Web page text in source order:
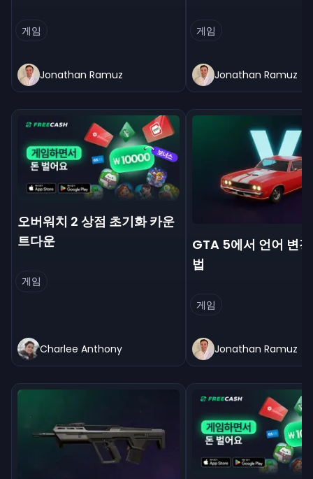
게임
Jonathan Ramuz
게임
Jonathan Ramuz
오버워치 2 상점 초기화 카운
트다운
게임
Charlee Anthony
GTA 5에서 언어 변
법
게임
Jonathan Ramuz